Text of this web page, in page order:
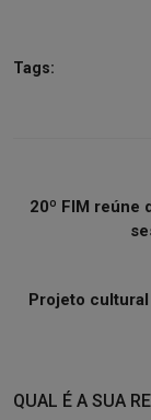
Tags:
20º FIM reúne
Projeto
QUAL É A SUA